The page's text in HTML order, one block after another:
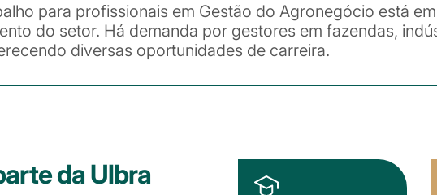
para profissionais em Gestão do Agronegócio está
do setor. Há demanda por gestores em fazendas,
diversas oportunidades de carreira.
da Ulbra